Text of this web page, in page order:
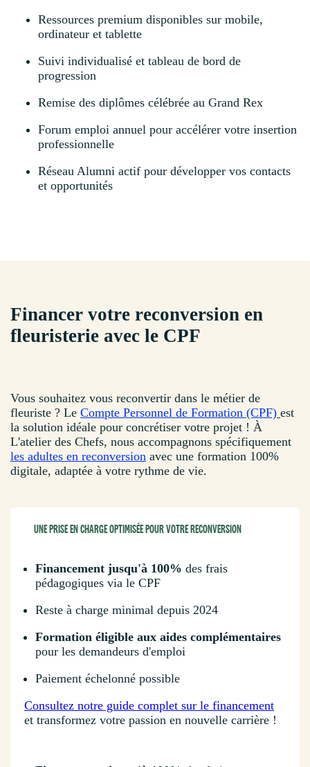
Ressources premium disponibles sur mobile,
ordinateur et tablette
Suivi individualisé et tableau de bord de
progression
Remise des diplômes célébrée au Grand Rex
Forum emploi annuel pour accélérer votre insertion
professionnelle
Réseau Alumni actif pour développer vos contacts
et opportunités
Financer votre reconversion en
fleuristerie avec le CPF
Vous souhaitez vous reconvertir dans le métier de
fleuriste ? Le Compte Personnel de Formation (CPF) est
la solution idéale pour concrétiser votre projet ! À
L'atelier des Chefs, nous accompagnons spécifiquement
les adultes en reconversion avec une formation 100%
digitale, adaptée à votre rythme de vie.
UNE PRISE EN CHARGE OPTIMISÉE POUR VOTRE RECONVERSION
Financement jusqu'à 100% des frais
pédagogiques via le CPF
Reste à charge minimal depuis 2024
Formation éligible aux aides complémentaires
pour les demandeurs d'emploi
Paiement échelonné possible
Consultez notre guide complet sur le financement
et transformez votre passion en nouvelle carrière !